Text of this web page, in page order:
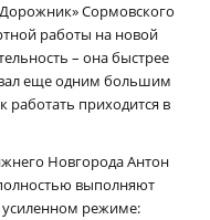
Сормовского
работы на новой
– она быстрее
еще одним большим
работать приходится в
Новгорода Антон
выполняют
усиленном режиме: